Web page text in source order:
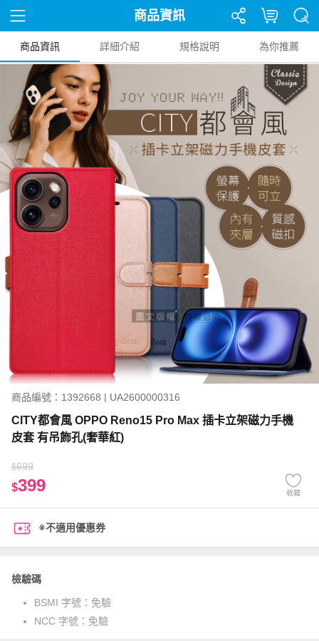
商品資訊
商品資訊 詳細介紹 規格說明 為你推薦
商品編號：1392668 | UA2600000316
CITY都會風 OPPO Reno15 Pro Max 插卡立架磁力手機
皮套 有吊飾孔(奢華紅)
$699
$399 收藏
※不適用優惠券
檢驗碼
BSMI 字號： 免驗
NCC 字號： 免驗